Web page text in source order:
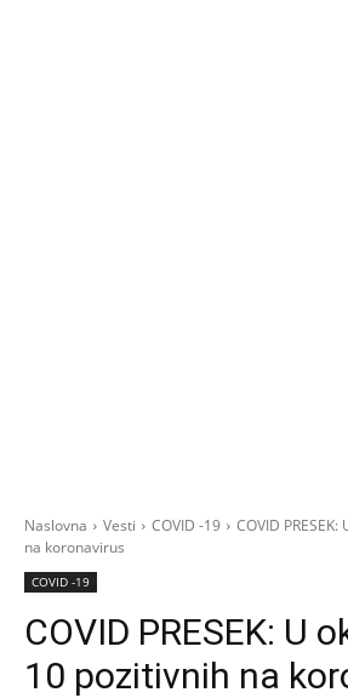
Naslovna Vesti COVID -19
COVID
na koronavirus
COVID -19
COVID PRESEK: U
10 pozitivnih na